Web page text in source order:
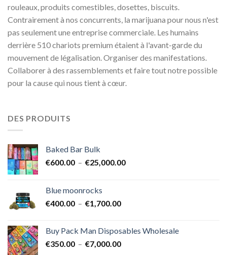
rouleaux, produits comestibles, dosettes, biscuits.
Contrairement à nos concurrents, la marijuana pour nous n'est
pas seulement une entreprise commerciale. Les humains
derrière 510 chariots premium étaient à l'avant-garde du
mouvement de légalisation. Organiser des manifestations.
Collaborer à des rassemblements et faire tout notre possible
pour la cause qui nous tient à cœur.
DES PRODUITS
Baked Bar Bulk
€600.00 – €25,000.00Plage
Blue moonrocks
€400.00 – €1,700.00Plage
€400.00
à
Buy Pack Man Disposables Wholesale
€350.00 – €7,000.00Plage